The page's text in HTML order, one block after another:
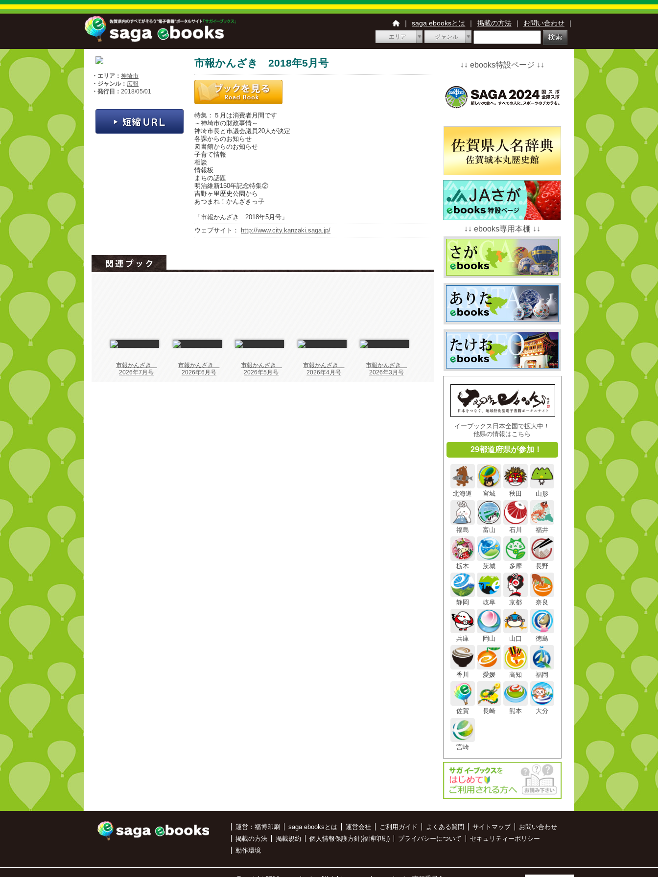
｜ saga ebooksとは ｜ 掲載の方法 ｜ お問い合わせ ｜
エリア ジャンル
・エリア： 神埼市
・ジャンル： 広報
・発行日： 2018/05/01
市報かんざき 2018年5月号
特集：５月は消費者月間です
～神埼市の財政事情～
神埼市長と市議会議員20人が決定
各課からのお知らせ
図書館からのお知らせ
子育て情報
相談
情報板
まちの話題
明治維新150年記念特集②
吉野ヶ里歴史公園から
あつまれ！かんざきっ子
「市報かんざき 2018年5月号」
ウェブサイト：
http://www.city.kanzaki.saga.jp/
市報かんざき
2026年7月号
市報かんざき
2026年6月号
市報かんざき
2026年5月号
市報かんざき
2026年4月号
市報かんざき
2026年3月号
↓↓ ebooks特設ページ ↓↓
↓↓ ebooks専用本棚 ↓↓
イーブックス日本全国で拡大中！
他県の情報はこちら
29都道府県が参加！
北海道 宮城 秋田 山形
福島 富山 石川 福井
栃木 茨城 多摩 長野
静岡 岐阜 京都 奈良
兵庫 岡山 山口 徳島
香川 愛媛 高知 福岡
佐賀 長崎 熊本 大分
宮崎
運営：福博印刷 saga ebooksとは 運営会社 ご利用ガイド よくある質問 サイトマップ
お問い合わせ
掲載の方法
掲載規約 個人情報保護方針(福博印刷) プライバシーについて
セキュリティーポリシー
動作環境